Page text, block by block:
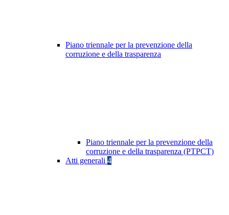
Piano triennale per la prevenzione della
corruzione e della trasparenza
Piano triennale per la prevenzione della
corruzione e della trasparenza (PTPCT)
Atti generali 4